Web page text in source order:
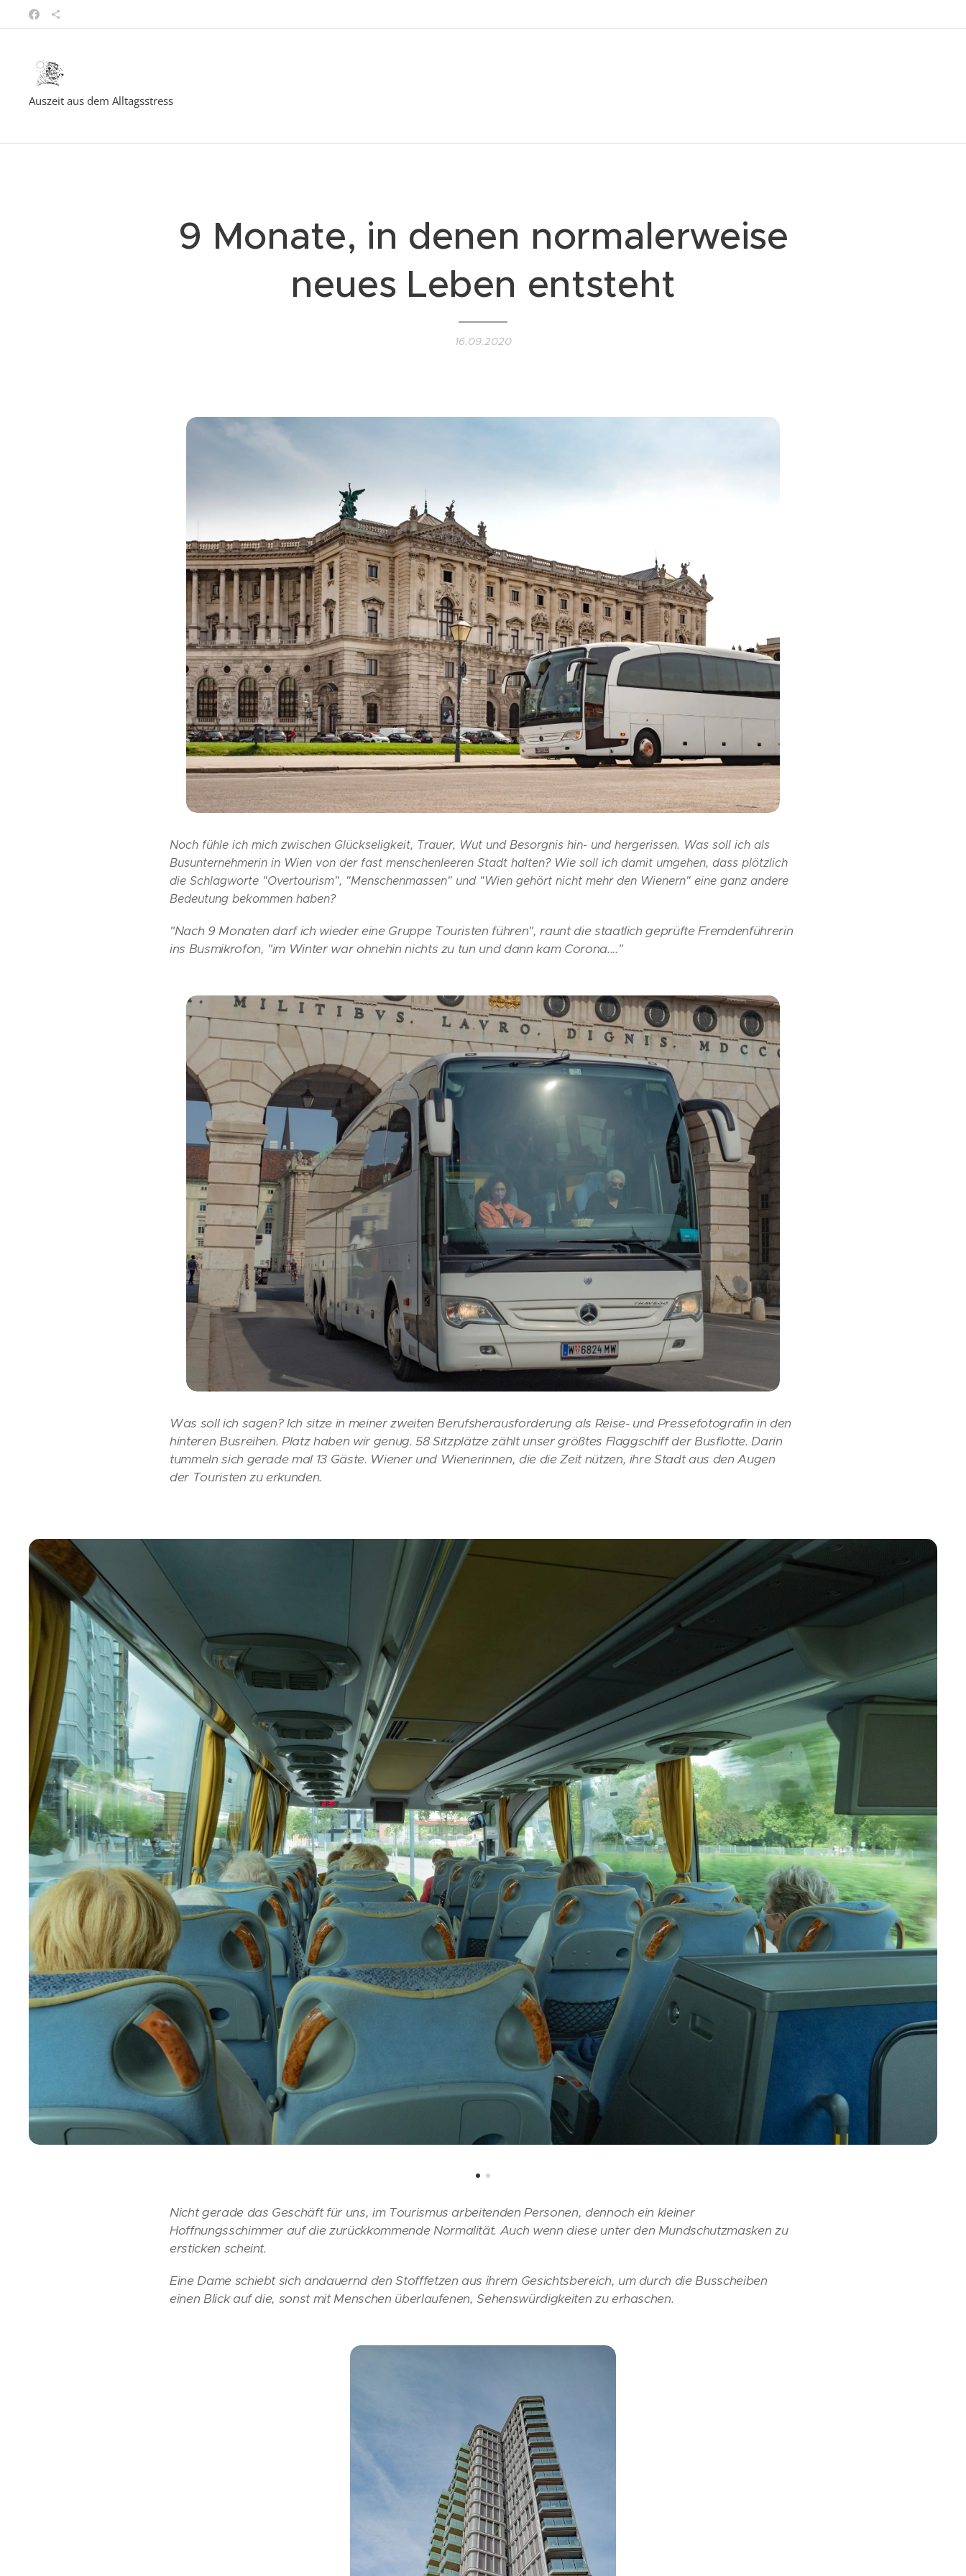
Auszeit aus dem Alltagsstress
9 Monate, in denen normalerweise
neues Leben entsteht
16.09.2020
Noch fühle ich mich zwischen Glückseligkeit, Trauer, Wut und Besorgnis hin- und hergerissen. Was soll ich als
Busunternehmerin in Wien von der fast menschenleeren Stadt halten? Wie soll ich damit umgehen, dass plötzlich
die Schlagworte "Overtourism", "Menschenmassen" und "Wien gehört nicht mehr den Wienern" eine ganz andere
Bedeutung bekommen haben?
"Nach 9 Monaten darf ich wieder eine Gruppe Touristen führen", raunt die staatlich geprüfte Fremdenführerin
ins Busmikrofon, "im Winter war ohnehin nichts zu tun und dann kam Corona...."
Was soll ich sagen? Ich sitze in meiner zweiten Berufsherausforderung als Reise- und Pressefotografin in den
hinteren Busreihen. Platz haben wir genug. 58 Sitzplätze zählt unser größtes Flaggschiff der Busflotte. Darin
tummeln sich gerade mal 13 Gäste. Wiener und Wienerinnen, die die Zeit nützen, ihre Stadt aus den Augen
der Touristen zu erkunden.
Nicht gerade das Geschäft für uns, im Tourismus arbeitenden Personen, dennoch ein kleiner
Hoffnungsschimmer auf die zurückkommende Normalität. Auch wenn diese unter den Mundschutzmasken zu
ersticken scheint.
Eine Dame schiebt sich andauernd den Stofffetzen aus ihrem Gesichtsbereich, um durch die Busscheiben
einen Blick auf die, sonst mit Menschen überlaufenen, Sehenswürdigkeiten zu erhaschen.